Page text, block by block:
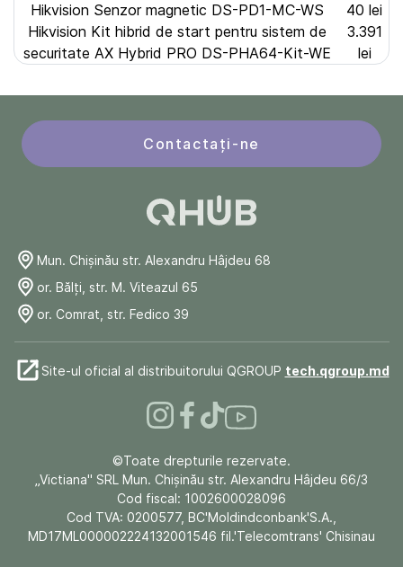
Hikvision Senzor magnetic DS-PD1-MC-WS
40 lei
Hikvision Kit hibrid de start pentru sistem de
securitate AX Hybrid PRO DS-PHA64-Kit-WE
3.391
lei
Contactați-ne
Mun. Chişinău str. Alexandru Hâjdeu 68
or. Bălți, str. M. Viteazul 65
or. Comrat, str. Fedico 39
Site-ul oficial al distribuitorului QGROUP tech.qgroup.md
©Toate drepturile rezervate.
„Victiana" SRL Mun. Chişinău str. Alexandru Hâjdeu 66/3
Cod fiscal: 1002600028096
Cod TVA: 0200577, BC'Moldindconbank'S.A.,
MD17ML000002224132001546 fil.'Telecomtrans' Chisinau